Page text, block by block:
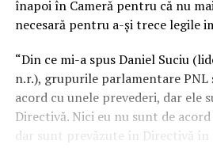
înapoi în Cameră pentru că nu
necesară pentru a-şi trece legile
“Din ce mi-a spus Daniel Suciu
n.r.), grupurile parlamentare PNL
acord cu unele prevederi, dar ele
Directivă. Nici eu nu sunt de
dar sunt prevăzute în Directivă în